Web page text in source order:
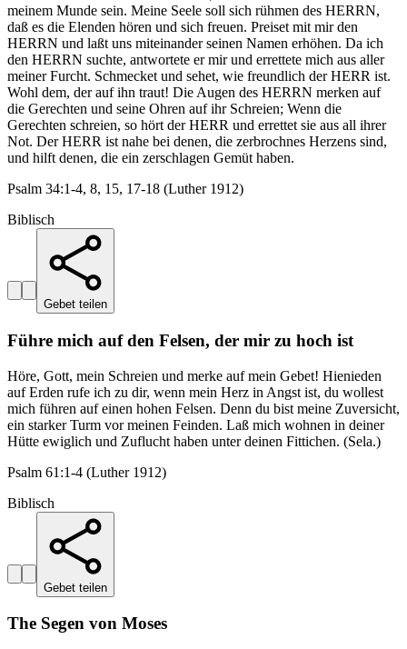
meinem Munde sein. Meine Seele soll sich rühmen des HERRN,
daß es die Elenden hören und sich freuen. Preiset mit mir den
HERRN und laßt uns miteinander seinen Namen erhöhen. Da ich
den HERRN suchte, antwortete er mir und errettete mich aus aller
meiner Furcht. Schmecket und sehet, wie freundlich der HERR ist.
Wohl dem, der auf ihn traut! Die Augen des HERRN merken auf
die Gerechten und seine Ohren auf ihr Schreien; Wenn die
Gerechten schreien, so hört der HERR und errettet sie aus all ihrer
Not. Der HERR ist nahe bei denen, die zerbrochnes Herzens sind,
und hilft denen, die ein zerschlagen Gemüt haben.
Psalm 34:1-4, 8, 15, 17-18 (Luther 1912)
Biblisch
Gebet teilen
Führe mich auf den Felsen, der mir zu hoch ist
Höre, Gott, mein Schreien und merke auf mein Gebet! Hienieden
auf Erden rufe ich zu dir, wenn mein Herz in Angst ist, du wollest
mich führen auf einen hohen Felsen. Denn du bist meine Zuversicht,
ein starker Turm vor meinen Feinden. Laß mich wohnen in deiner
Hütte ewiglich und Zuflucht haben unter deinen Fittichen. (Sela.)
Psalm 61:1-4 (Luther 1912)
Biblisch
Gebet teilen
The Segen von Moses